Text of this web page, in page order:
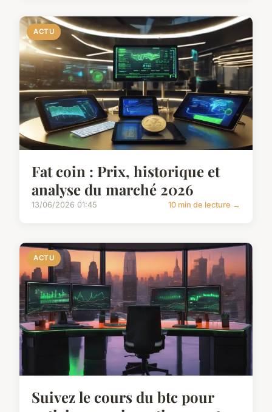
ACTU
Fat coin : Prix, historique et
analyse du marché 2026
13/06/2026 01:45 10 min de lecture →
ACTU
Suivez le cours du btc pour